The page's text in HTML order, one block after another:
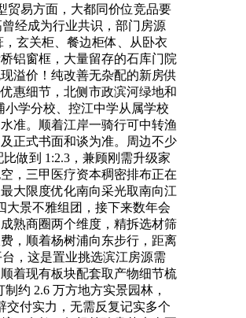
贸易方面，大都同价位竞品要
经成为行业共识，部门房源
玄关柜、餐边柜体、从卧衣
铝窗框，大量留存的石库门院
溢价！纯改善无杂配的新房供
惠细节，北侧市政滨河绿地和
学分校、控江中学从属学校
准。顺着江岸一骑行可中转渔
正式书面和谈为准。周边不少
做到 1:2.3，兼顾刚需升级家
，三甲医疗资本稠密排布正在
大限度优化南向采光取南向江
大景不雅组团，接下来数年会
熟商圈两个维度，精拆选材筛
，顺着杨树浦向东步行，距离
，这是置业挑选滨江房源需
着现有板块配套取产物细节梳
约 2.6 万方地方实景园林，
交付实力，无需反复记实多个